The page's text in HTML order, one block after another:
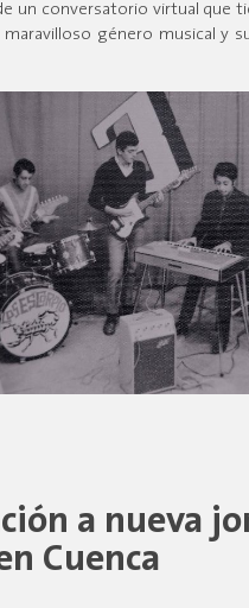
un conversatorio virtual que
género musical y
a nueva
Cuenca